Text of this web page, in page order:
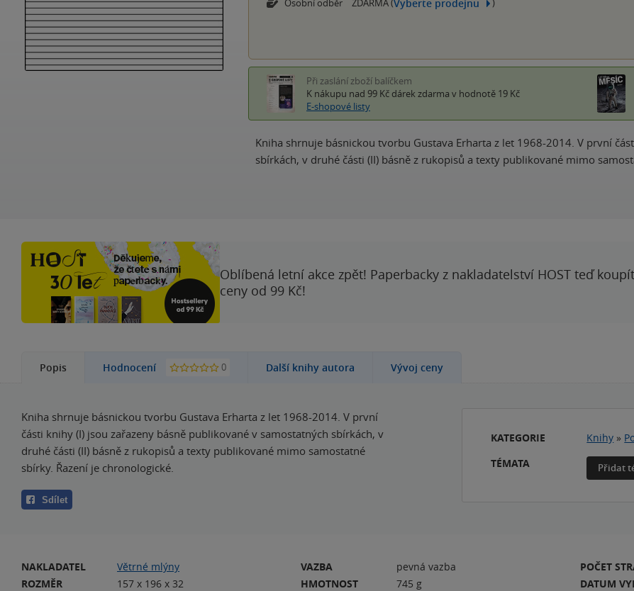
Osobní odběr
ZDARMA (Vyberte prodejnu )
Při zaslání zboží balíčkem
K nákupu nad 99 Kč dárek zdarma v hodnotě 19 Kč
E-shopové listy
Kniha shrnuje básnickou tvorbu Gustava Erharta z let 1968-2014. V první
sbírkách, v druhé části (II) básně z rukopisů a texty publikované mimo
Oblíbená letní akce zpět! Paperbacky z nakladatelství HOST teď
ceny od 99 Kč!
Popis Hodnocení 0 Další knihy autora Vývoj ceny
Kniha shrnuje básnickou tvorbu Gustava Erharta z let 1968-2014. V první
části knihy (I) jsou zařazeny básně publikované v samostatných sbírkách, v
druhé části (II) básně z rukopisů a texty publikované mimo samostatné
sbírky. Řazení je chronologické.
Sdílet
KATEGORIE Knihy »
TÉMATA
Přidat
NAKLADATEL
Větrné mlýny
ROZMĚR
157 x 196 x 32
VAZBA
pevná vazba
HMOTNOST
745 g
POČET
DATUM